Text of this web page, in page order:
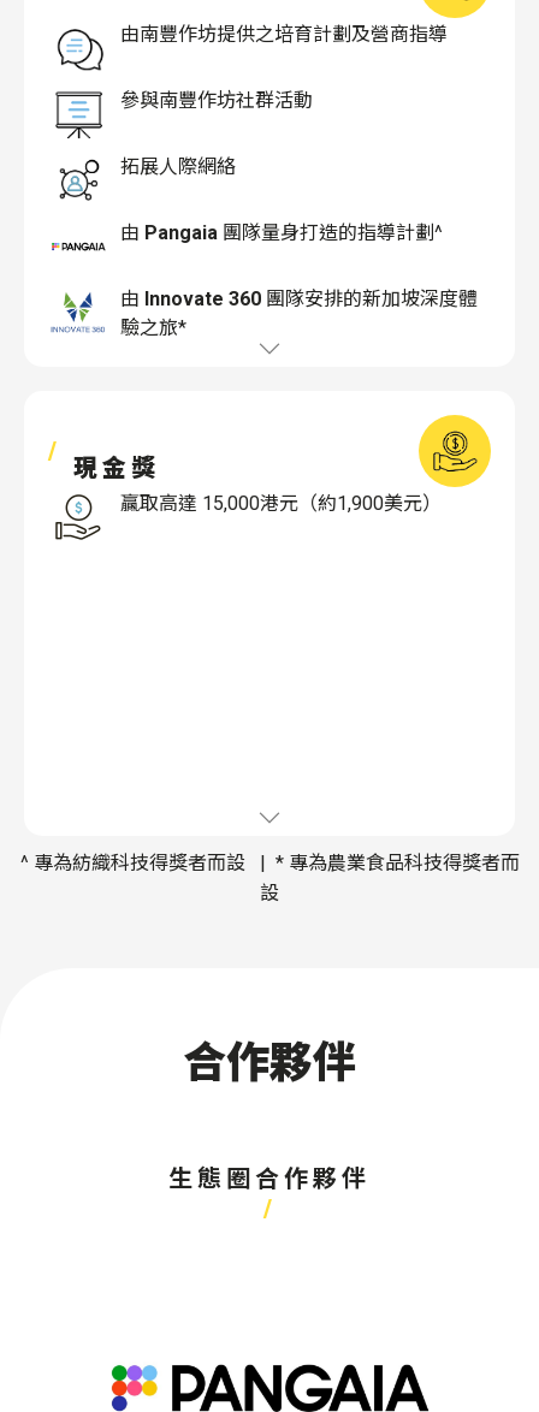
由南豐作坊提供之培育計劃及營商指導
參與南豐作坊社群活動
拓展人際網絡
由 Pangaia 團隊量身打造的指導計劃^
由 Innovate 360 ​​ 團隊安排的新加坡深度體
驗之旅*
現金獎
贏取高達 15,000港元（約1,900美元）
^ 專為紡織科技得獎者而設 | * 專為農業食品科技得獎者而
設
合作夥伴
生態圈合作夥伴